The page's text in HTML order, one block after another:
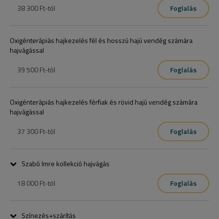
38 300 Ft-tól
Foglalás
Ha még nem voltál nálunk kezelésen, akkor első alkalommal
kezelés előtt megvizsgáljuk a fejbőröd és hajszálaid állapotát
Oxigénterápiás hajkezelés fél és hosszú hajú vendég számára
hajvágással
39 500 Ft-tól Foglalás
Oxigénterápiás hajkezelés férfiak és rövid hajú vendég számára
hajvágással
37 300 Ft-tól Foglalás
Szabó Imre kollekció hajvágás
18 000 Ft-tól
Foglalás
Az őszi-téli kollekcióból választható frizura, mosást és szárítást is
tartalmazza.
Színezés+szárítás